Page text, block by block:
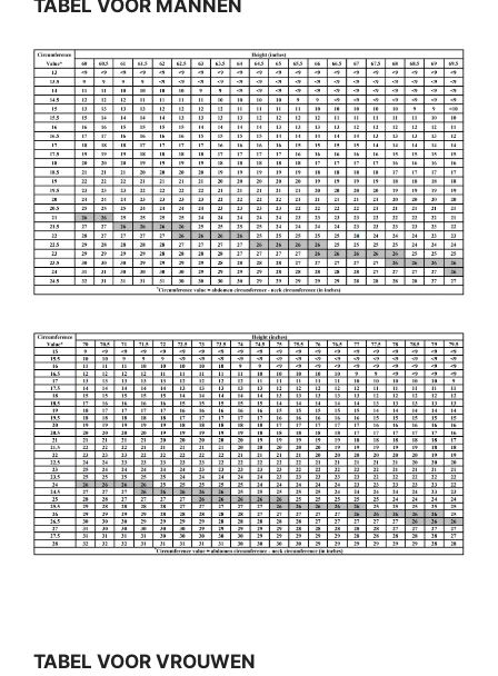
TABEL VOOR MANNEN
TABEL VOOR VROUWEN